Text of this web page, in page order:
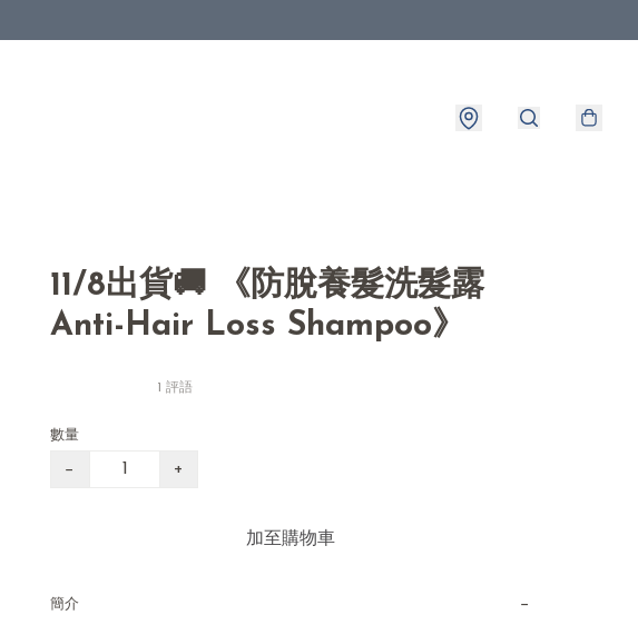
11/8出貨🚚 《防脫養髮洗髮露
Anti-Hair Loss Shampoo》
1 評語
數量
− +
加至購物車
簡介 −